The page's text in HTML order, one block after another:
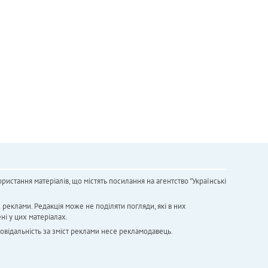
матеріалів, що містять посилання на агентство "Українськi
Редакція може не поділяти погляди, які в них
у цих матеріалах.
за зміст реклами несе рекламодавець.